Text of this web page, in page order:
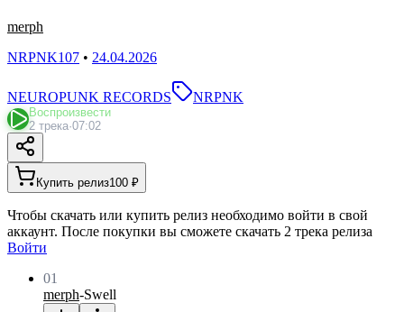
merph
NRPNK107 • 24.04.2026
NEUROPUNK RECORDS NRPNK
Воспроизвести
2 трека·07:02
Купить релиз100 ₽
Чтобы скачать или купить релиз необходимо войти в свой
аккаунт. После покупки вы сможете скачать 2 трека релиза
Войти
01
merph-Swell